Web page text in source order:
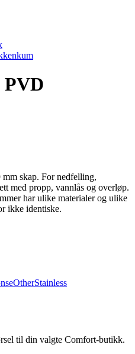
PVD
skap. For nedfelling,
med propp, vannlås og overløp.
har ulike materialer og ulike
ikke identiske.
OtherStainless
til din valgte Comfort-butikk.